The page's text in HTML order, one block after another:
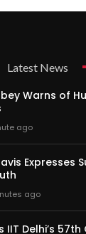
Latest News
Warns of
ago
Expresses
ago
IIT Delhi’s